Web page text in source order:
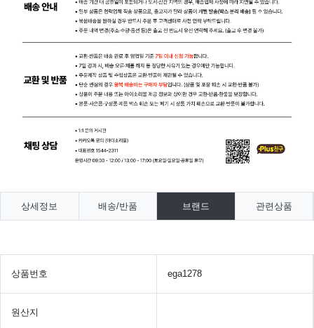
상세정보 배송/반품 브랜드 관련상품
상품번호 ega1278
원산지